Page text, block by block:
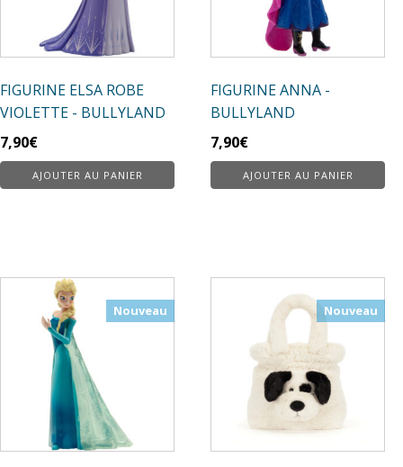
FIGURINE ELSA ROBE
VIOLETTE - BULLYLAND
7,90€
AJOUTER AU PANIER
FIGURINE ANNA -
BULLYLAND
7,90€
AJOUTER AU PANIER
Nouveau Nouveau